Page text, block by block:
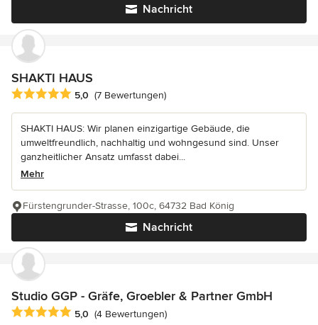
Nachricht
SHAKTI HAUS
Durchschnittliche Bewertung: 5 von 5 Sternen
5,0 (7 Bewertungen)
SHAKTI HAUS: Wir planen einzigartige Gebäude, die
umweltfreundlich, nachhaltig und wohngesund sind. Unser
ganzheitlicher Ansatz umfasst dabei...
Mehr
Nachricht
Fürstengrunder-Strasse, 100c, 64732 Bad König
Studio GGP - Gräfe, Groebler & Partner GmbH
Durchschnittliche Bewertung: 5 von 5 Sternen
5,0 (4 Bewertungen)